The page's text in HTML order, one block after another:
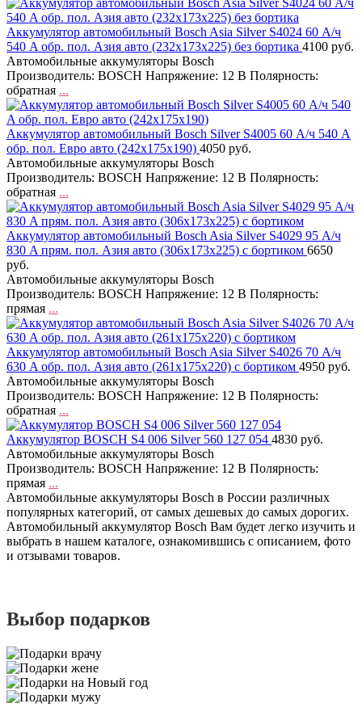
Аккумулятор автомобильный Bosch Asia Silver S4024 60 А/ч
540 A обр. пол. Азия авто (232x173x225) без бортика 4100 руб.
Автомобильные аккумуляторы Bosch
Производитель: BOSCH Напряжение: 12 В Полярность:
обратная ...
Аккумулятор автомобильный Bosch Silver S4005 60 А/ч 540 A
обр. пол. Евро авто (242x175x190) 4050 руб.
Автомобильные аккумуляторы Bosch
Производитель: BOSCH Напряжение: 12 В Полярность:
обратная ...
Аккумулятор автомобильный Bosch Asia Silver S4029 95 А/ч
830 A прям. пол. Азия авто (306x173x225) с бортиком 6650
руб.
Автомобильные аккумуляторы Bosch
Производитель: BOSCH Напряжение: 12 В Полярность:
прямая ...
Аккумулятор автомобильный Bosch Asia Silver S4026 70 А/ч
630 A обр. пол. Азия авто (261x175x220) с бортиком 4950 руб.
Автомобильные аккумуляторы Bosch
Производитель: BOSCH Напряжение: 12 В Полярность:
обратная ...
Аккумулятор BOSCH S4 006 Silver 560 127 054 4830 руб.
Автомобильные аккумуляторы Bosch
Производитель: BOSCH Напряжение: 12 В Полярность:
прямая ...
Автомобильные аккумуляторы Bosch в России различных
популярных категорий, от самых дешевых до самых дорогих.
Автомобильный аккумулятор Bosch Вам будет легко изучить и
выбрать в нашем каталоге, ознакомившись с описанием, фото
и отзывами товаров.
Выбор подарков